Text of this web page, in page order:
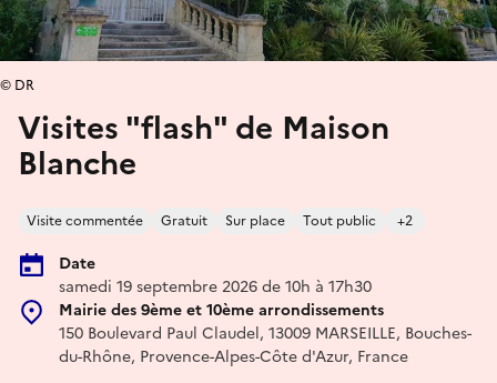
Visites "flash" de Maison
Blanche
Visite commentée Gratuit Sur place Tout public +2
Date
samedi 19 septembre 2026 de 10h à 17h30
Mairie des 9ème et 10ème arrondissements
150 Boulevard Paul Claudel, 13009 MARSEILLE, Bouches-
du-Rhône, Provence-Alpes-Côte d'Azur, France
© DR